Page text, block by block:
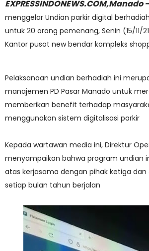
EXPRESSINDONEWS.COM,Manado -
menggelar Undian parkir digital
untuk 20 orang pemenang, Senin (15/11/
Kantor pusat new bendar kompleks
Pelaksanaan undian berhadiah ini
manajemen PD Pasar Manado untuk
memberikan benefit terhadap
menggunakan sistem digitalisasi parkir
Kepada wartawan media ini, Direktur
menyampaikan bahwa program undian
atas kerjasama dengan pihak ketiga
setiap bulan tahun berjalan